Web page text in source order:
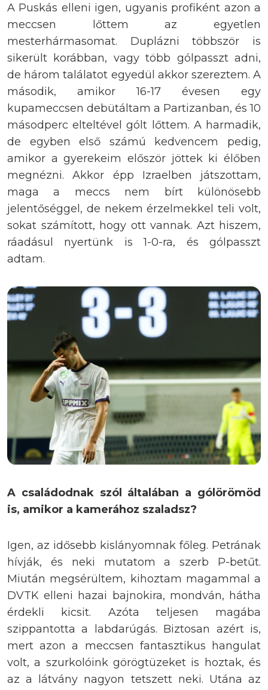
A Puskás elleni igen, ugyanis profiként azon a
meccsen lőttem az egyetlen
mesterhármasomat. Duplázni többször is
sikerült korábban, vagy több gólpasszt adni,
de három találatot egyedül akkor szereztem. A
második, amikor 16-17 évesen egy
kupameccsen debütáltam a Partizanban, és 10
másodperc elteltével gólt lőttem. A harmadik,
de egyben első számú kedvencem pedig,
amikor a gyerekeim először jöttek ki élőben
megnézni. Akkor épp Izraelben játszottam,
maga a meccs nem bírt különösebb
jelentőséggel, de nekem érzelmekkel teli volt,
sokat számított, hogy ott vannak. Azt hiszem,
ráadásul nyertünk is 1-0-ra, és gólpasszt
adtam.
A családodnak szól általában a gólörömöd
is, amikor a kamerához szaladsz?
Igen, az idősebb kislányomnak főleg. Petrának
hívják, és neki mutatom a szerb P-betűt.
Miután megsérültem, kihoztam magammal a
DVTK elleni hazai bajnokira, mondván, hátha
érdekli kicsit. Azóta teljesen magába
szippantotta a labdarúgás. Biztosan azért is,
mert azon a meccsen fantasztikus hangulat
volt, a szurkolóink görögtüzeket is hoztak, és
az a látvány nagyon tetszett neki. Utána az